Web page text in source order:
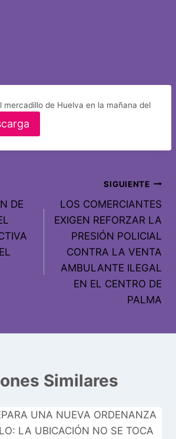
mercadillo de Huelva en la mañana del
DE
SIGUIENTE
LOS COMERCIANTES
EXIGEN REFORZAR LA
PRESIÓN POLICIAL
CONTRA LA VENTA
AMBULANTE ILEGAL
EN EL CENTRO DE
PALMA
Similares